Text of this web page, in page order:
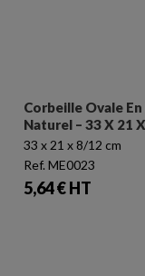
Corbeille Ovale
Naturel – 33 X 21
33 x 21 x 8/12 cm
Ref. ME0023
Prix
5,64 € HT